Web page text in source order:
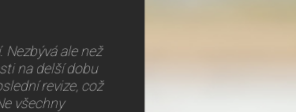
ale než
na delší dobu
revize, což
všechny